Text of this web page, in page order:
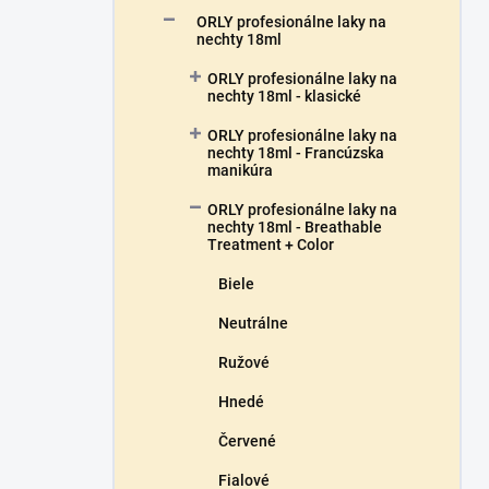
ORLY profesionálne laky na
nechty 18ml
ORLY profesionálne laky na
nechty 18ml - klasické
ORLY profesionálne laky na
nechty 18ml - Francúzska
manikúra
ORLY profesionálne laky na
nechty 18ml - Breathable
Treatment + Color
Biele
Neutrálne
Ružové
Hnedé
Červené
Fialové